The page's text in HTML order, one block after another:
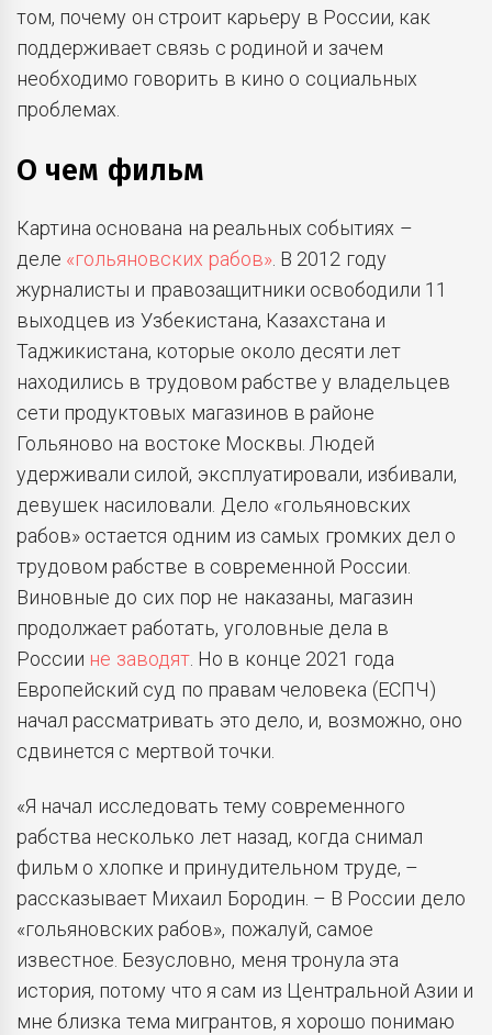
том, почему он строит карьеру в России, как
поддерживает связь с родиной и зачем
необходимо говорить в кино о социальных
проблемах.
О чем фильм
Картина основана на реальных событиях –
деле «гольяновских рабов». В 2012 году
журналисты и правозащитники освободили 11
выходцев из Узбекистана, Казахстана и
Таджикистана, которые около десяти лет
находились в трудовом рабстве у владельцев
сети продуктовых магазинов в районе
Гольяново на востоке Москвы. Людей
удерживали силой, эксплуатировали, избивали,
девушек насиловали. Дело «гольяновских
рабов» остается одним из самых громких дел о
трудовом рабстве в современной России.
Виновные до сих пор не наказаны, магазин
продолжает работать, уголовные дела в
России не заводят. Но в конце 2021 года
Европейский суд по правам человека (ЕСПЧ)
начал рассматривать это дело, и, возможно, оно
сдвинется с мертвой точки.
«Я начал исследовать тему современного
рабства несколько лет назад, когда снимал
фильм о хлопке и принудительном труде, –
рассказывает Михаил Бородин. – В России дело
«гольяновских рабов», пожалуй, самое
известное. Безусловно, меня тронула эта
история, потому что я сам из Центральной Азии и
мне близка тема мигрантов, я хорошо понимаю